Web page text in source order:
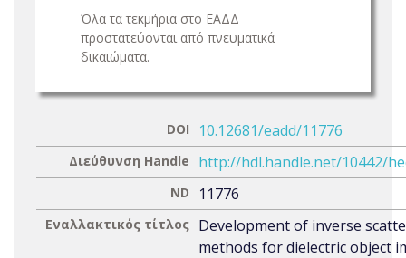
Όλα τα τεκμήρια στο ΕΑΔΔ
προστατεύονται από πνευματικά
δικαιώματα.
DOI 10.12681/eadd/11776
Διεύθυνση Handle http://hdl.handle.net/10442/
ND 11776
Εναλλακτικός τίτλος Development of inverse
methods for dielectric object